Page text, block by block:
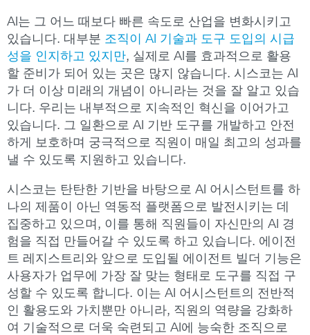
AI는 그 어느 때보다 빠른 속도로 산업을 변화시키고
있습니다. 대부분 조직이 AI 기술과 도구 도입의 시급
성을 인지하고 있지만, 실제로 AI를 효과적으로 활용
할 준비가 되어 있는 곳은 많지 않습니다. 시스코는 AI
가 더 이상 미래의 개념이 아니라는 것을 잘 알고 있습
니다. 우리는 내부적으로 지속적인 혁신을 이어가고
있습니다. 그 일환으로 AI 기반 도구를 개발하고 안전
하게 보호하며 궁극적으로 직원이 매일 최고의 성과를
낼 수 있도록 지원하고 있습니다.
시스코는 탄탄한 기반을 바탕으로 AI 어시스턴트를 하
나의 제품이 아닌 역동적 플랫폼으로 발전시키는 데
집중하고 있으며, 이를 통해 직원들이 자신만의 AI 경
험을 직접 만들어갈 수 있도록 하고 있습니다. 에이전
트 레지스트리와 앞으로 도입될 에이전트 빌더 기능은
사용자가 업무에 가장 잘 맞는 형태로 도구를 직접 구
성할 수 있도록 합니다. 이는 AI 어시스턴트의 전반적
인 활용도와 가치뿐만 아니라, 직원의 역량을 강화하
여 기술적으로 더욱 숙련되고 AI에 능숙한 조직으로